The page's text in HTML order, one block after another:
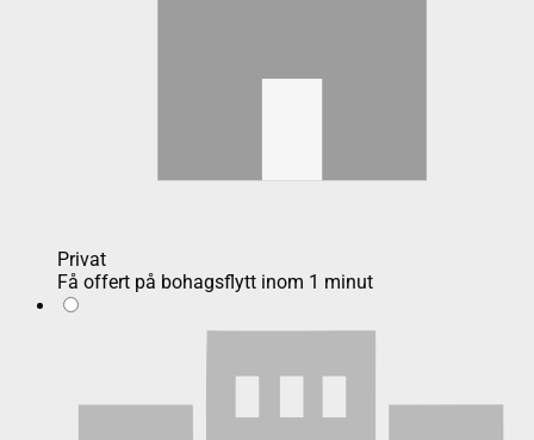
Privat
Få offert på bohagsflytt inom 1 minut